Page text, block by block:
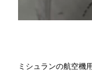
ミシュランの航空機